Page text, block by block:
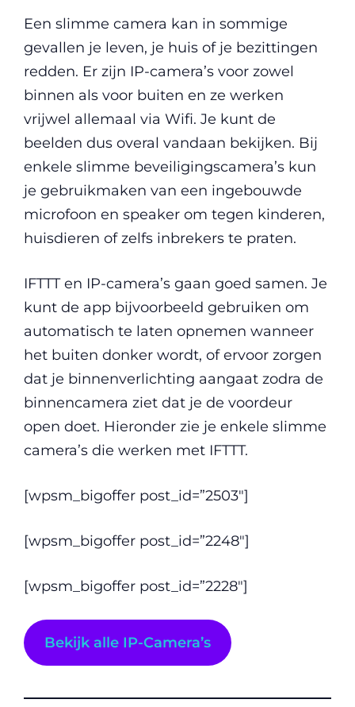
Een slimme camera kan in sommige
gevallen je leven, je huis of je bezittingen
redden. Er zijn IP-camera’s voor zowel
binnen als voor buiten en ze werken
vrijwel allemaal via Wifi. Je kunt de
beelden dus overal vandaan bekijken. Bij
enkele slimme beveiligingscamera’s kun
je gebruikmaken van een ingebouwde
microfoon en speaker om tegen kinderen,
huisdieren of zelfs inbrekers te praten.
IFTTT en IP-camera’s gaan goed samen. Je
kunt de app bijvoorbeeld gebruiken om
automatisch te laten opnemen wanneer
het buiten donker wordt, of ervoor zorgen
dat je binnenverlichting aangaat zodra de
binnencamera ziet dat je de voordeur
open doet. Hieronder zie je enkele slimme
camera’s die werken met IFTTT.
[wpsm_bigoffer post_id=”2503″]
[wpsm_bigoffer post_id=”2248″]
[wpsm_bigoffer post_id=”2228″]
Bekijk alle IP-Camera’s